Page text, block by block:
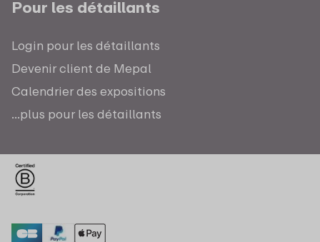
Pour les détaillants
Login pour les détaillants
Devenir client de Mepal
Calendrier des expositions
...plus pour les détaillants